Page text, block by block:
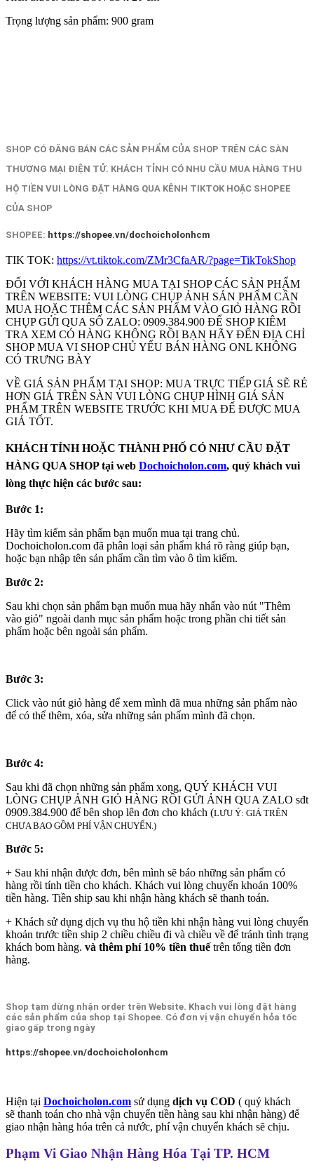
Trọng lượng sản phẩm: 900 gram
SHOP CÓ ĐĂNG BÁN CÁC SẢN PHẨM CỦA SHOP TRÊN CÁC SÀN
THƯƠNG MẠI ĐIỆN TỬ. KHÁCH TỈNH CÓ NHU CẦU MUA HÀNG THU
HỘ TIỀN VUI LÒNG ĐẶT HÀNG QUA KÊNH TIKTOK HOẶC SHOPEE
CỦA SHOP
SHOPEE: https://shopee.vn/dochoicholonhcm
TIK TOK: https://vt.tiktok.com/ZMr3CfaAR/?page=TikTokShop
ĐỐI VỚI KHÁCH HÀNG MUA TẠI SHOP CÁC SẢN PHẨM
TRÊN WEBSITE: VUI LÒNG CHỤP ẢNH SẢN PHẨM CẦN
MUA HOẶC THÊM CÁC SẢN PHẨM VÀO GIỎ HÀNG RỒI
CHỤP GỬI QUA SỐ ZALO: 0909.384.900 ĐỂ SHOP KIÊM
TRA XEM CÓ HÀNG KHÔNG RỒI BẠN HÃY ĐẾN ĐỊA CHỈ
SHOP MUA VI SHOP CHỦ YẾU BÁN HÀNG ONL KHÔNG
CÓ TRƯNG BÀY
VỀ GIÁ SẢN PHẨM TẠI SHOP: MUA TRỰC TIẾP GIÁ SẼ RẺ
HƠN GIÁ TRÊN SÀN VUI LÒNG CHỤP HÌNH GIÁ SẢN
PHẨM TRÊN WEBSITE TRƯỚC KHI MUA ĐẾ ĐƯỢC MUA
GIÁ TỐT.
KHÁCH TỈNH HOẶC THÀNH PHỐ CÓ NHƯ CẦU ĐẶT
HÀNG QUA SHOP tại web Dochoicholon.com, quý khách vui
lòng thực hiện các bước sau:
Bước 1:
Hãy tìm kiếm sản phẩm bạn muốn mua tại trang chủ.
Dochoicholon.com đã phân loại sản phẩm khá rõ ràng giúp bạn,
hoặc bạn nhập tên sản phẩm cần tìm vào ô tìm kiếm.
Bước 2:
Sau khi chọn sản phẩm bạn muốn mua hãy nhấn vào nút "Thêm
vào giỏ" ngoài danh mục sản phẩm hoặc trong phần chi tiết sản
phẩm hoặc bên ngoài sản phẩm.
Bước 3:
Click vào nút giỏ hàng để xem mình đã mua những sản phẩm nào
để có thể thêm, xóa, sửa những sản phẩm mình đã chọn.
Bước 4:
Sau khi đã chọn những sản phẩm xong, QUÝ KHÁCH VUI
LÒNG CHỤP ẢNH GIỎ HÀNG RỒI GỬI ẢNH QUA ZALO sđt
0909.384.900 để bên shop lên đơn cho khách (LƯU Ý: GIÁ TRÊN
CHƯA BAO GỒM PHÍ VẬN CHUYỂN.)
Bước 5:
+ Sau khi nhận được đơn, bên mình sẽ báo những sản phẩm có
hàng rồi tính tiền cho khách. Khách vui lòng chuyển khoản 100%
tiền hàng. Tiền ship sau khi nhận hàng khách sẽ thanh toán.
+ Khách sử dụng dịch vụ thu hộ tiền khi nhận hàng vui lòng chuyển
khoản trước tiền ship 2 chiều chiều đi và chiều về để tránh tình trạng
khách bom hàng. và thêm phí 10% tiền thuếtrên tổng tiền đơn
hàng.
Shop tạm dừng nhận order trên Website. Khach vui lòng đặt hàng
các sản phẩm của shop tại Shopee. Có đơn vị vận chuyển hỏa tốc
giao gấp trong ngày
https://shopee.vn/dochoicholonhcm
Hiện tại Dochoicholon.com sử dụng dịch vụ COD ( quý khách
sẽ thanh toán cho nhà vận chuyển tiền hàng sau khi nhận hàng) để
giao nhận hàng hóa trên cả nước, phí vận chuyển khách sẽ chịu.
Phạm Vi Giao Nhận Hàng Hóa Tại TP. HCM